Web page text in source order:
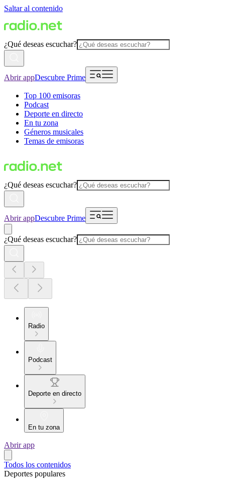
Saltar al contenido
¿Qué deseas escuchar?
Abrir appDescubre Prime
Top 100 emisoras
Podcast
Deporte en directo
En tu zona
Géneros musicales
Temas de emisoras
¿Qué deseas escuchar?
Abrir appDescubre Prime
¿Qué deseas escuchar?
Radio
Podcast
Deporte en directo
En tu zona
Abrir app
Todos los contenidos
Deportes populares